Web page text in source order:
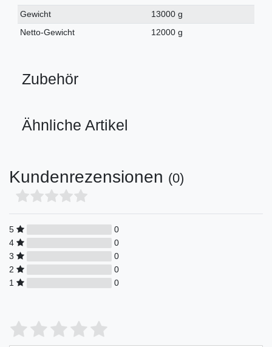
Gewicht
13000 g
Netto-Gewicht
12000 g
Zubehör
Ähnliche Artikel
Kundenrezensionen (0)
5
0
4
0
3
0
2
0
1
0